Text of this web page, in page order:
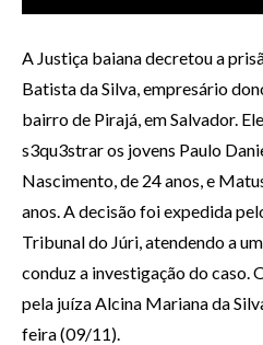
A Justiça baiana decretou a
Batista da Silva, empresário
bairro de Pirajá, em Salvador.
s3qu3strar os jovens Paulo
Nascimento, de 24 anos, e
anos. A decisão foi expedida
Tribunal do Júri, atendendo a
conduz a investigação do caso.
pela juíza Alcina Mariana da
feira (09/11).